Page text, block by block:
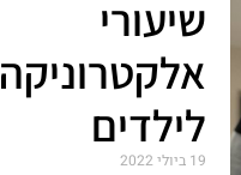
שיעורי
אלקטרוניקה
לילדים
19 ביולי 2022